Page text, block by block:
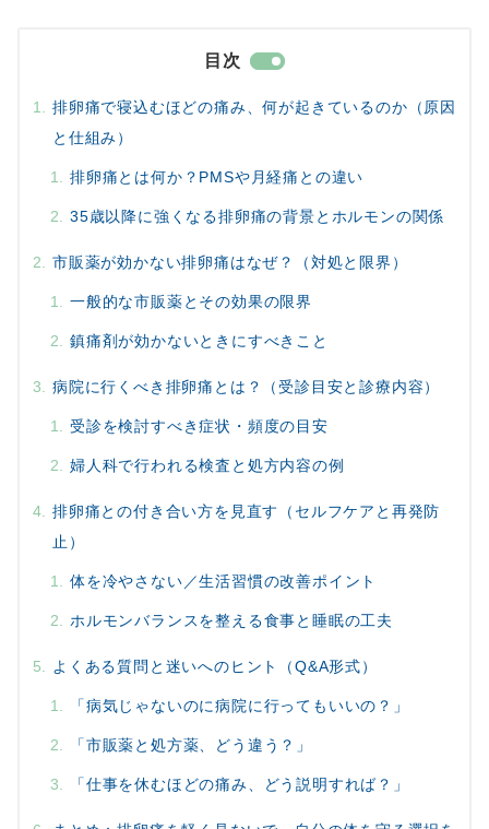
目次
排卵痛で寝込むほどの痛み、何が起きているのか（原因
と仕組み）
排卵痛とは何か？PMSや月経痛との違い
35歳以降に強くなる排卵痛の背景とホルモンの関係
市販薬が効かない排卵痛はなぜ？（対処と限界）
一般的な市販薬とその効果の限界
鎮痛剤が効かないときにすべきこと
病院に行くべき排卵痛とは？（受診目安と診療内容）
受診を検討すべき症状・頻度の目安
婦人科で行われる検査と処方内容の例
排卵痛との付き合い方を見直す（セルフケアと再発防
止）
体を冷やさない／生活習慣の改善ポイント
ホルモンバランスを整える食事と睡眠の工夫
よくある質問と迷いへのヒント（Q&A形式）
「病気じゃないのに病院に行ってもいいの？」
「市販薬と処方薬、どう違う？」
「仕事を休むほどの痛み、どう説明すれば？」